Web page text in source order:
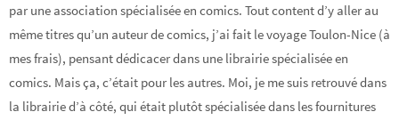
par une association spécialisée en comics. Tout content d’y aller au
même titres qu’un auteur de comics, j’ai fait le voyage Toulon-Nice (à
mes frais), pensant dédicacer dans une librairie spécialisée en
comics. Mais ça, c’était pour les autres. Moi, je me suis retrouvé dans
la librairie d’à côté, qui était plutôt spécialisée dans les fournitures